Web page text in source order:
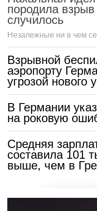
породила
случилось
Незалежные ни в чем
Взрывной
аэропорту
угрозой нового
В Германии
на роковую
Средняя
составила 101
выше, чем в